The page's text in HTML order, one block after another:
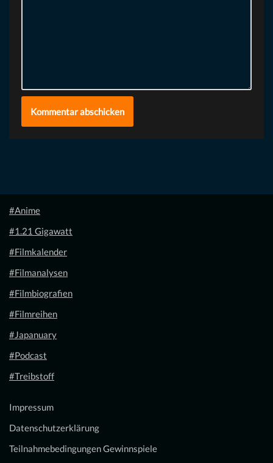
#Anime
#1.21 Gigawatt
#Filmkalender
#Filmanalysen
#Filmbiografien
#Filmreihen
#Japanuary
#Podcast
#Treibstoff
Impressum
Datenschutzerklärung
Teilnahmebedingungen Gewinnspiele